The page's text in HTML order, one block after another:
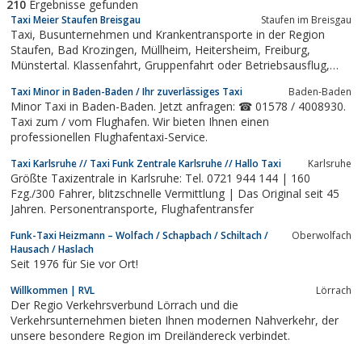
210 Ergebnisse gefunden
Taxi Meier Staufen Breisgau Staufen im Breisgau
Taxi, Busunternehmen und Krankentransporte in der Region
Staufen, Bad Krozingen, Müllheim, Heitersheim, Freiburg,
Münstertal. Klassenfahrt, Gruppenfahrt oder Betriebsausflug,
Taxi Minor in Baden-Baden / Ihr zuverlässiges Taxi Baden-Baden
Minor Taxi in Baden-Baden. Jetzt anfragen: ☎ 01578 / 4008930.
Taxi zum / vom Flughafen. Wir bieten Ihnen einen
professionellen Flughafentaxi-Service.
Taxi Karlsruhe // Taxi Funk Zentrale Karlsruhe // Hallo Taxi Karlsruhe
Größte Taxizentrale in Karlsruhe: Tel. 0721 944 144 | 160
Fzg./300 Fahrer, blitzschnelle Vermittlung | Das Original seit 45
Jahren. Personentransporte, Flughafentransfer
Funk-Taxi Heizmann – Wolfach / Schapbach / Schiltach /
Hausach / Haslach
Oberwolfach
Seit 1976 für Sie vor Ort!
Willkommen | RVL Lörrach
Der Regio Verkehrsverbund Lörrach und die
Verkehrsunternehmen bieten Ihnen modernen Nahverkehr, der
unsere besondere Region im Dreiländereck verbindet.